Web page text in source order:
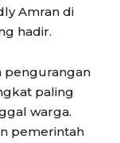
Amran di
hadir.
pengurangan
paling
warga.
pemerintah